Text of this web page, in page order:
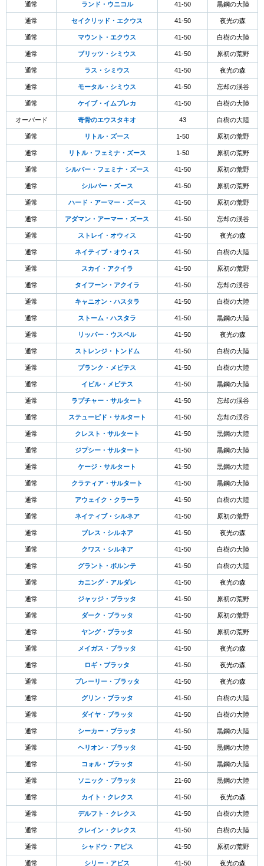
通常 ランド・ウニコル 41-50 黒鋼の大陸
通常 セイクリッド・エクウス 41-50 夜光の森
通常 マウント・エクウス 41-50 白樹の大陸
通常 ブリッツ・シミウス 41-50 原初の荒野
通常 ラス・シミウス 41-50 夜光の森
通常 モータル・シミウス 41-50 忘却の渓谷
通常 ケイブ・イムプレカ 41-50 白樹の大陸
オーバード 奇骨のエウスタキオ 43 白樹の大陸
通常 リトル・ズース 1-50 原初の荒野
通常 リトル・フェミナ・ズース 1-50 原初の荒野
通常 シルバー・フェミナ・ズース 41-50 原初の荒野
通常 シルバー・ズース 41-50 原初の荒野
通常 ハード・アーマー・ズース 41-50 原初の荒野
通常 アダマン・アーマー・ズース 41-50 忘却の渓谷
通常 ストレイ・オウィス 41-50 夜光の森
通常 ネイティブ・オウィス 41-50 白樹の大陸
通常 スカイ・アクイラ 41-50 原初の荒野
通常 タイフーン・アクイラ 41-50 忘却の渓谷
通常 キャニオン・ハスタラ 41-50 白樹の大陸
通常 ストーム・ハスタラ 41-50 黒鋼の大陸
通常 リッパー・ウスペル 41-50 夜光の森
通常 ストレンジ・トンドム 41-50 白樹の大陸
通常 プランク・メピテス 41-50 白樹の大陸
通常 イビル・メピテス 41-50 黒鋼の大陸
通常 ラプチャー・サルタート 41-50 忘却の渓谷
通常 ステューピド・サルタート 41-50 忘却の渓谷
通常 クレスト・サルタート 41-50 黒鋼の大陸
通常 ジプシー・サルタート 41-50 黒鋼の大陸
通常 ケージ・サルタート 41-50 黒鋼の大陸
通常 クラティア・サルタート 41-50 黒鋼の大陸
通常 アウェイク・クラーラ 41-50 白樹の大陸
通常 ネイティブ・シルネア 41-50 原初の荒野
通常 ブレス・シルネア 41-50 夜光の森
通常 クワス・シルネア 41-50 白樹の大陸
通常 グラント・ボルンテ 41-50 白樹の大陸
通常 カニング・アルダレ 41-50 夜光の森
通常 ジャッジ・ブラッタ 41-50 原初の荒野
通常 ダーク・ブラッタ 41-50 原初の荒野
通常 ヤング・ブラッタ 41-50 原初の荒野
通常 メイガス・ブラッタ 41-50 夜光の森
通常 ロギ・ブラッタ 41-50 夜光の森
通常 プレーリー・ブラッタ 41-50 夜光の森
通常 グリン・ブラッタ 41-50 白樹の大陸
通常 ダイヤ・ブラッタ 41-50 白樹の大陸
通常 シーカー・ブラッタ 41-50 黒鋼の大陸
通常 ヘリオン・ブラッタ 41-50 黒鋼の大陸
通常 コォル・ブラッタ 41-50 黒鋼の大陸
通常 ソニック・ブラッタ 21-60 黒鋼の大陸
通常 カイト・クレクス 41-50 夜光の森
通常 デルフト・クレクス 41-50 白樹の大陸
通常 クレイン・クレクス 41-50 白樹の大陸
通常 シャドウ・アピス 41-50 原初の荒野
通常 シリー・アピス 41-50 夜光の森